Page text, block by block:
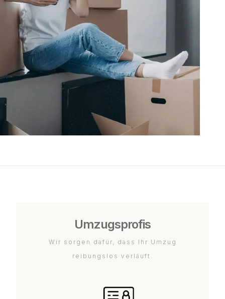
Umzugsprofis
Wir sorgen dafür, dass Ihr Umzug
reibungslos verläuft.